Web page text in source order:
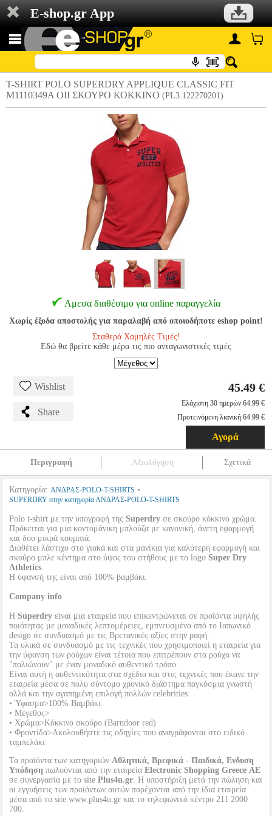
E-shop.gr App
T-SHIRT POLO SUPERDRY APPLIQUE CLASSIC FIT
M1110349A OII ΣΚΟΥΡΟ ΚΟΚΚΙΝΟ (PL3.122270201)
Αμεσα διαθέσιμο για online παραγγελία
Χωρίς έξοδα αποστολής για παραλαβή από οποιοδήποτε eshop point!
Σταθερά Χαμηλές Τιμές!
Εδώ θα βρείτε κάθε μέρα τις πιο ανταγωνιστικές τιμές
Wishlist
Share
45.49 €
Ελάχιστη 30 ημερών 64.99 €
Προτεινόμενη λιανική 64.99 €
Αγορά
Περιγραφή Αξιολόγηση Σχετικά
Κατηγορία: ΑΝΔΡΑΣ-POLO-T-SHIRTS •
SUPERDRY στην κατηγορία ΑΝΔΡΑΣ-POLO-T-SHIRTS
Polo t-shirt με την υπογραφή της Superdry σε σκούρο κόκκινο χρώμα.
Πρόκειται για μια κοντομάνικη μπλούζα με κανονική, άνετη εφαρμογή
και δυο μικρά κουμπιά.
Διαθέτει λάστιχο στο γιακά και στα μανίκια για καλύτερη εφαρμογή και
σκούρο μπλε κέντημα στο ύψος του στήθους με το logo Super Dry
Athletics.
Η ύφανσή της είναι από 100% βαμβάκι.
Company info
Η Superdry είναι μια εταιρεία που επικεντρώνεται σε προϊόντα υψηλής
ποιότητας με μοναδικές λεπτομέρειες, εμπνευσμένα από το Ιαπωνικό
design σε συνδυασμό με τις Βρετανικές αξίες στην ραφή.
Τα υλικά σε συνδυασμό με τις τεχνικές που χρησιμοποιεί η εταιρεία για
την ύφανση των ρούχων είναι τέτοια που επιτρέπουν στα ρούχα να
"παλιώνουν" με έναν μοναδικό αυθεντικό τρόπο.
Είναι αυτή η αυθεντικότητα στα σχέδια και στις τεχνικές που έκανε την
εταιρεία μέσα σε πολύ σύντομο χρονικό διάστημα παγκόσμια γνωστή
αλλά και την αγαπημένη επιλογή πολλών celebrities.
• Ύφασμα>100% Βαμβάκι
• Μέγεθος>
• Χρώμα>Κόκκινο σκούρο (Barndoor red)
• Φροντίδα>Ακολουθήστε τις οδηγίες που αναγράφονται στο ειδικό
ταμπελάκι
Τα προϊόντα των κατηγοριών Αθλητικά, Βρεφικά - Παιδικά, Ενδυση
Υπόδηση πωλούνται από την εταιρεία Electronic Shopping Greece ΑΕ
σε συνεργασία με το site Plus4u.gr. Η υποστήριξη μετά την πώληση και
οι εγγυήσεις των προϊόντων αυτών παρέχονται από την ίδια εταιρεία
μέσα από το site www.plus4u.gr και το τηλεφωνικό κέντρο 211 2000
700.